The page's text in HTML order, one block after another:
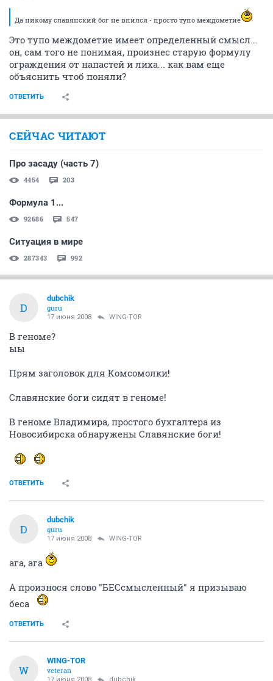
Да никому славянский бог не впился - просто тупо междометие
Это тупо междометие имеет определенный смысл...
он, сам того не понимая, произнес старую формулу
ограждения от напастей и лиха... как вам еще
объяснить чтоб поняли?
ОТВЕТИТЬ
СЕЙЧАС ЧИТАЮТ
Про засаду (часть 7)
4454 203
Формула 1...
92686 547
Ситуация в мире
287343 992
D
dubchik
guru
17 июня 2008 WING-TOR
В геноме?
ыы
Прям заголовок для Комсомолки!
Славянские боги сидят в геноме!
В геноме Владимира, простого бухгалтера из
Новосибирска обнаружены Славянские боги!
ОТВЕТИТЬ
D
dubchik
guru
17 июня 2008 WING-TOR
ага, ага
А произнося слово "БЕСсмысленный" я призываю
беса
ОТВЕТИТЬ
W
WING-TOR
veteran